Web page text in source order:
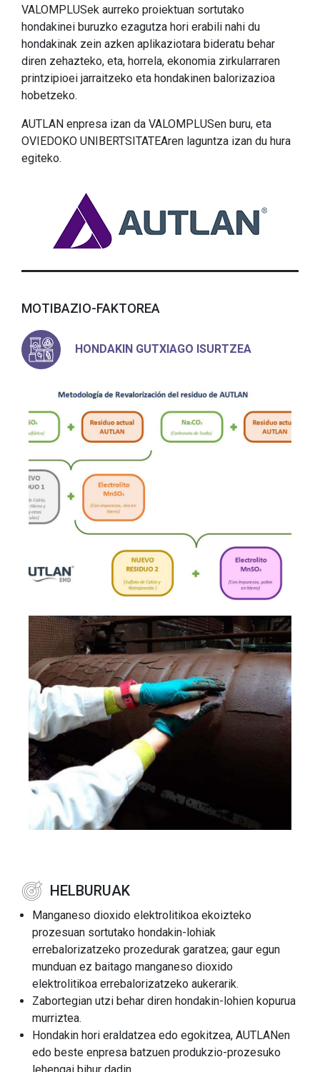
VALOMPLUSek aurreko proiektuan sortutako
hondakinei buruzko ezagutza hori erabili nahi du
hondakinak zein azken aplikaziotara bideratu behar
diren zehazteko, eta, horrela, ekonomia zirkularraren
printzipioei jarraitzeko eta hondakinen balorizazioa
hobetzeko.
AUTLAN enpresa izan da VALOMPLUSen buru, eta
OVIEDOKO UNIBERTSITATEAren laguntza izan du hura
egiteko.
MOTIBAZIO-FAKTOREA
HONDAKIN GUTXIAGO ISURTZEA
HELBURUAK
Manganeso dioxido elektrolitikoa ekoizteko
prozesuan sortutako hondakin-lohiak
errebalorizatzeko prozedurak garatzea; gaur egun
munduan ez baitago manganeso dioxido
elektrolitikoa errebalorizatzeko aukerarik.
Zabortegian utzi behar diren hondakin-lohien kopurua
murriztea.
Hondakin hori eraldatzea edo egokitzea, AUTLANen
edo beste enpresa batzuen produkzio-prozesuko